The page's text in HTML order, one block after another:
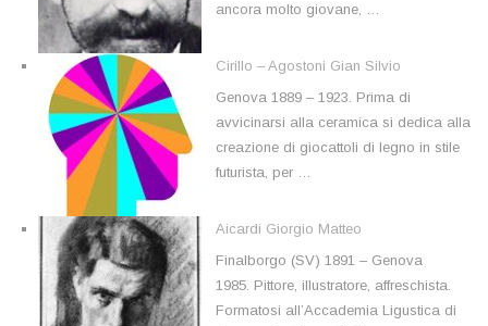
ancora molto giovane, …
Cirillo – Agostoni Gian Silvio
Genova 1889 – 1923. Prima di
avvicinarsi alla ceramica si dedica alla
creazione di giocattoli di legno in stile
futurista, per …
Aicardi Giorgio Matteo
Finalborgo (SV) 1891 – Genova
1985. Pittore, illustratore, affreschista.
Formatosi all’Accademia Ligustica di